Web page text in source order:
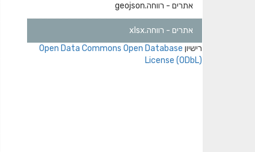
אתרים - רווחה.geojson
אתרים - רווחה.xlsx
רישיון Open Data Commons Open Database
License (ODbL)